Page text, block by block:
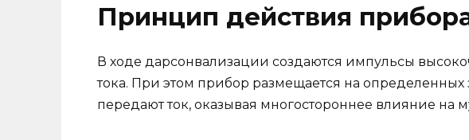
Принцип действия
В ходе дарсонвализации создаются импульсы
тока. При этом прибор размещается на определенных
передают ток, оказывая многостороннее влияние на